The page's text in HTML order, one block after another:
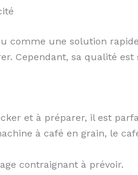
comme une solution
Cependant, sa qualité
et à préparer, il est
à café en grain, le
contraignant à prévoir.